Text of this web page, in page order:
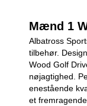
Mænd 1
Albatross
tilbehør.
Wood Golf
nøjagtighed.
enestående
et